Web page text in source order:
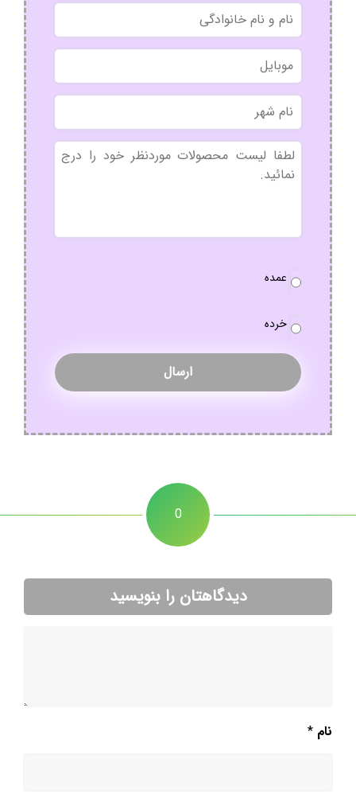
نام
و
نام
خانوادگی
موبایل
نام
شهر
بدون
عنوان
سفارش
عمده
خرده
0
دیدگاهتان را بنویسید
نام *